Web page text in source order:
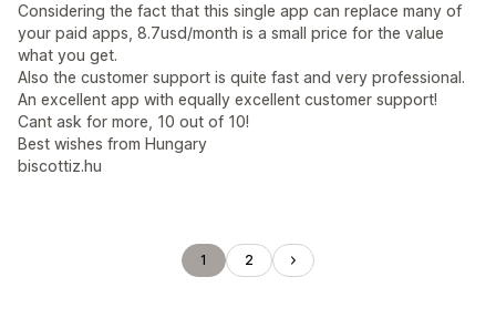
Considering the fact that this single app can replace many of
your paid apps, 8.7usd/month is a small price for the value
what you get.
Also the customer support is quite fast and very professional.
An excellent app with equally excellent customer support!
Cant ask for more, 10 out of 10!
Best wishes from Hungary
biscottiz.hu
1 2